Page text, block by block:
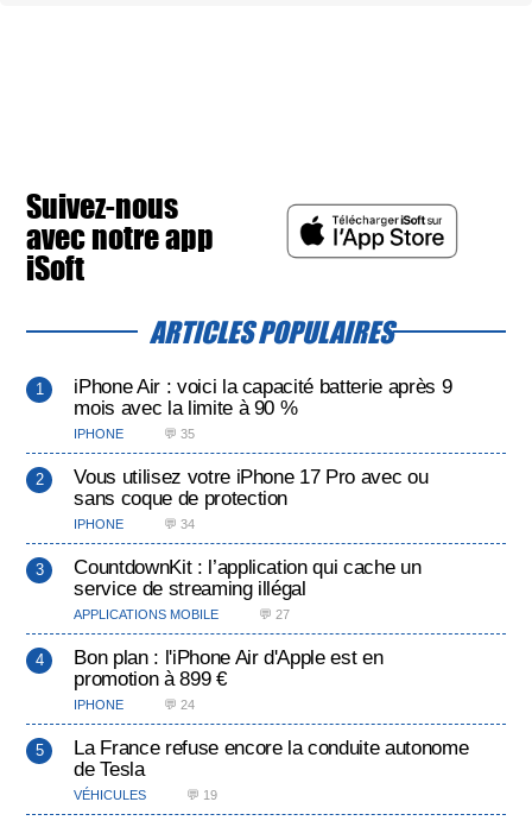
Suivez-nous
avec notre app
iSoft
ARTICLES POPULAIRES
iPhone Air : voici la capacité batterie après 9
mois avec la limite à 90 %
IPHONE 💬 35
Vous utilisez votre iPhone 17 Pro avec ou
sans coque de protection
IPHONE 💬 34
CountdownKit : l’application qui cache un
service de streaming illégal
APPLICATIONS MOBILE 💬 27
Bon plan : l'iPhone Air d'Apple est en
promotion à 899 €
IPHONE 💬 24
La France refuse encore la conduite autonome
de Tesla
VÉHICULES 💬 19